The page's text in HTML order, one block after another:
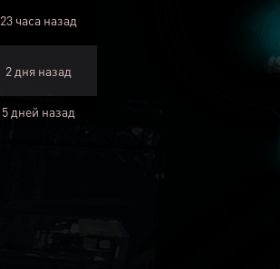
23 часа назад
2 дня назад
5 дней назад